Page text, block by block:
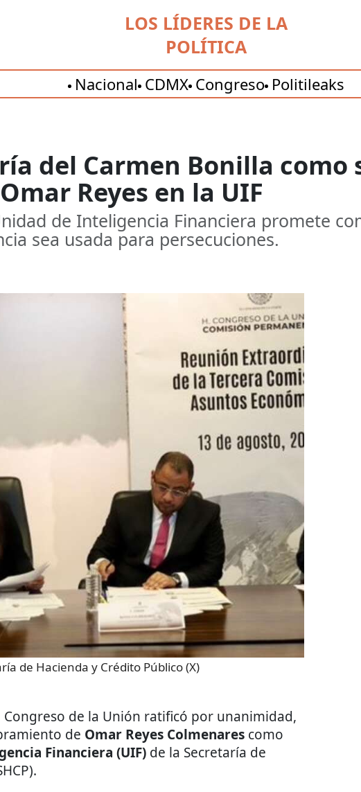
LOS LÍDERES DE LA
POLÍTICA
Nacional CDMX Congreso Politileaks
del Carmen Bonilla como
Reyes en la UIF
de Inteligencia Financiera promete
sea usada para persecuciones.
de Hacienda y Crédito Público (X)
de la Unión ratificó por unanimidad,
de Omar Reyes Colmenares como
Financiera (UIF) de la Secretaría de